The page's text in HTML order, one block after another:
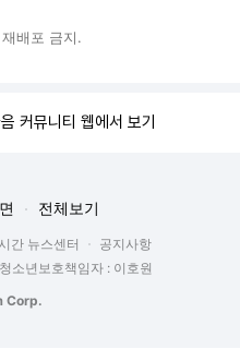
배포 금지.
커뮤니티 웹에서 보기
전체보기
간 뉴스센터
공지사항
청소년보호책임자 : 이호원
Corp.